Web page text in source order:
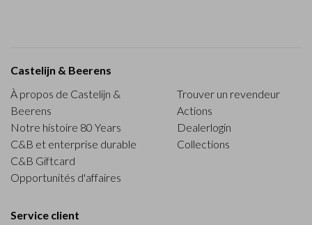
Castelijn & Beerens
À propos de Castelijn &
Beerens
Notre histoire 80 Years
C&B et enterprise durable
C&B Giftcard
Opportunités d'affaires
Trouver un revendeur
Actions
Dealerlogin
Collections
Service client